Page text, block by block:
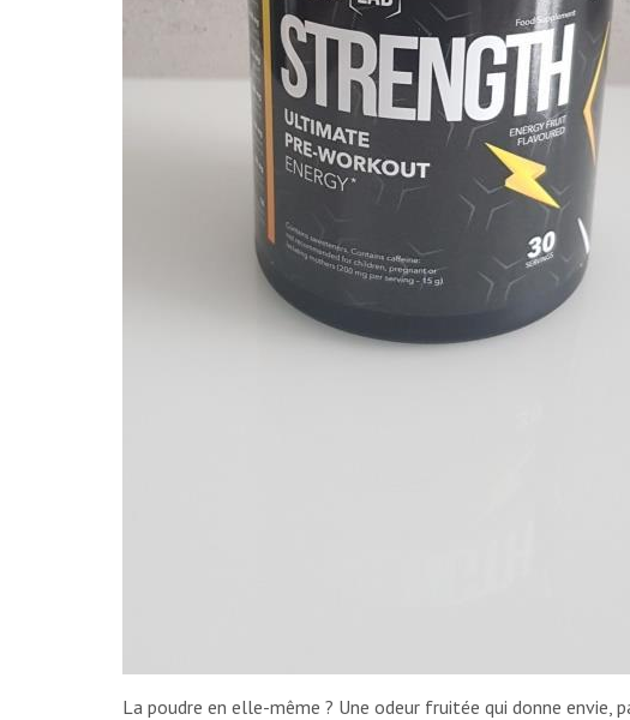
La poudre en elle-même ? Une odeur fruitée qui donne envie,